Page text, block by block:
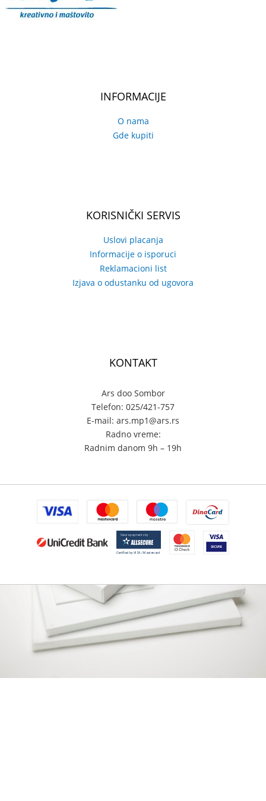
INFORMACIJE
O nama
Gde kupiti
KORISNIČKI SERVIS
Uslovi placanja
Informacije o isporuci
Reklamacioni list
Izjava o odustanku od ugovora
KONTAKT
Ars doo Sombor
Telefon: 025/421-757
E-mail: ars.mp1@ars.rs
Radno vreme:
Radnim danom 9h – 19h